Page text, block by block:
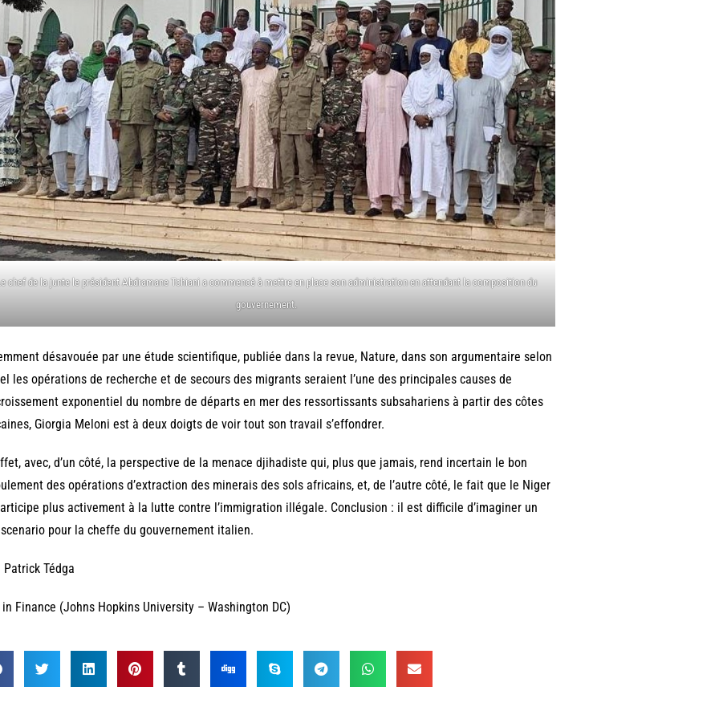
chef de la junte le président Abdramane Tchiani a commencé à mettre en place son administration en attendant la composition du
gouvernement.
désavouée par une étude scientifique, publiée dans la revue, Nature, dans son argumentaire selon
les opérations de recherche et de secours des migrants seraient l’une des principales causes de
exponentiel du nombre de départs en mer des ressortissants subsahariens à partir des côtes
Giorgia Meloni est à deux doigts de voir tout son travail s’effondrer.
avec, d’un côté, la perspective de la menace djihadiste qui, plus que jamais, rend incertain le bon
des opérations d’extraction des minerais des sols africains, et, de l’autre côté, le fait que le Niger
plus activement à la lutte contre l’immigration illégale. Conclusion : il est difficile d’imaginer un
pour la cheffe du gouvernement italien.
Patrick Tédga
in Finance (Johns Hopkins University – Washington DC)